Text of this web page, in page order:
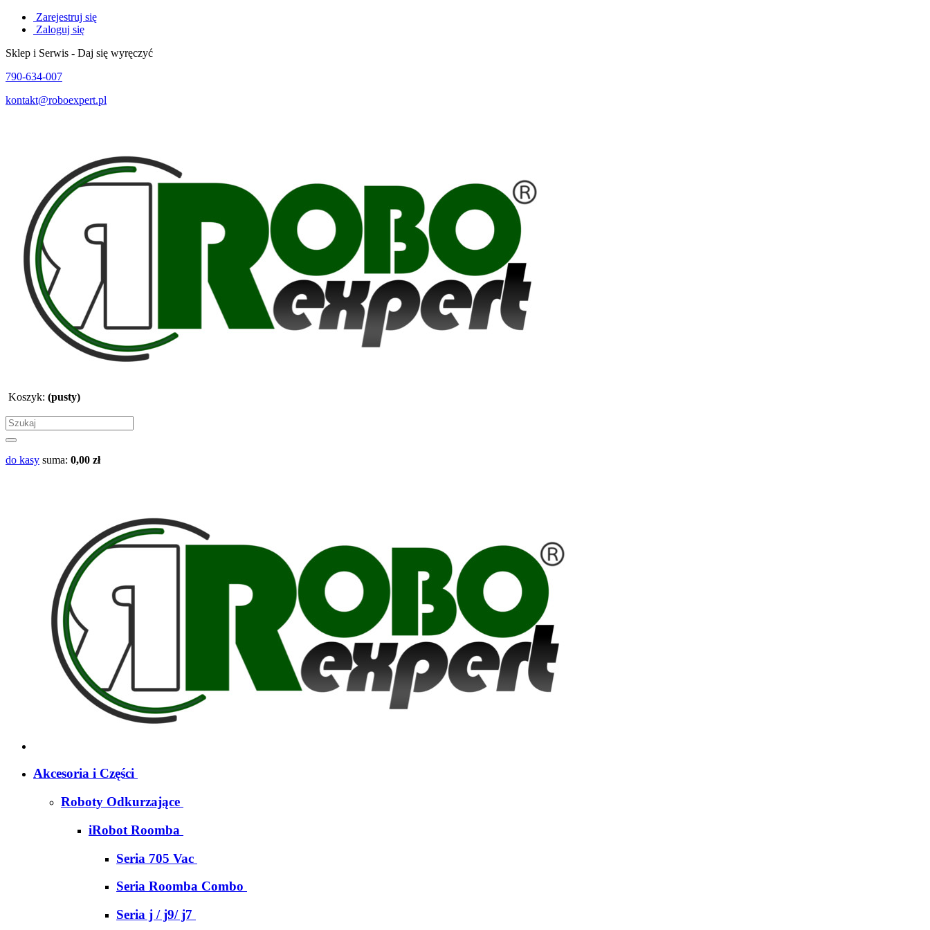
Zarejestruj się
Zaloguj się
Sklep i Serwis - Daj się wyręczyć
790-634-007
kontakt@roboexpert.pl
Koszyk: (pusty)
do kasy suma: 0,00 zł
Akcesoria i Części
Roboty Odkurzające
iRobot Roomba
Seria 705 Vac
Seria Roomba Combo
Seria j / j9/ j7